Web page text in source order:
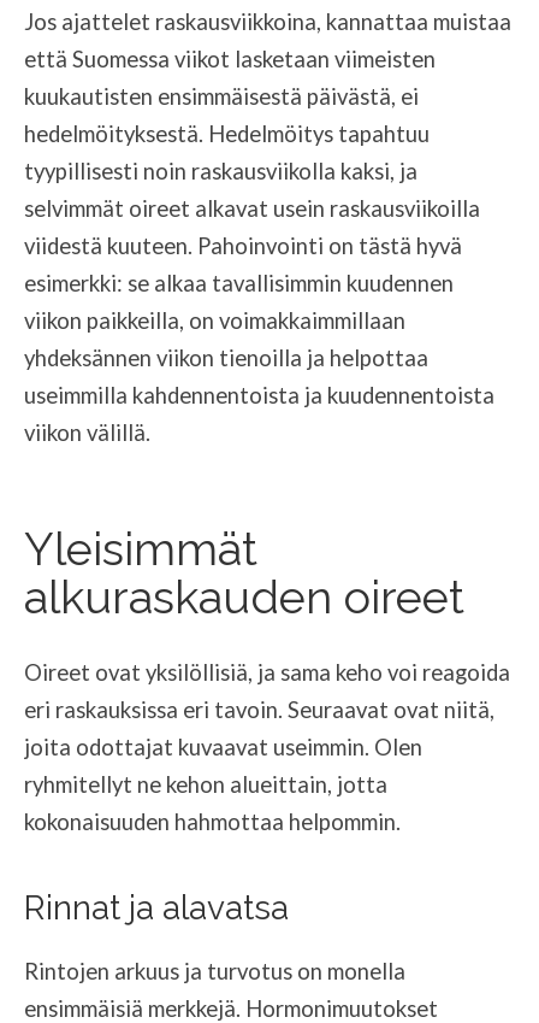
Jos ajattelet raskausviikkoina, kannattaa muistaa
että Suomessa viikot lasketaan viimeisten
kuukautisten ensimmäisestä päivästä, ei
hedelmöityksestä. Hedelmöitys tapahtuu
tyypillisesti noin raskausviikolla kaksi, ja
selvimmät oireet alkavat usein raskausviikoilla
viidestä kuuteen. Pahoinvointi on tästä hyvä
esimerkki: se alkaa tavallisimmin kuudennen
viikon paikkeilla, on voimakkaimmillaan
yhdeksännen viikon tienoilla ja helpottaa
useimmilla kahdennentoista ja kuudennentoista
viikon välillä.
Yleisimmät
alkuraskauden oireet
Oireet ovat yksilöllisiä, ja sama keho voi reagoida
eri raskauksissa eri tavoin. Seuraavat ovat niitä,
joita odottajat kuvaavat useimmin. Olen
ryhmitellyt ne kehon alueittain, jotta
kokonaisuuden hahmottaa helpommin.
Rinnat ja alavatsa
Rintojen arkuus ja turvotus on monella
ensimmäisiä merkkejä. Hormonimuutokset